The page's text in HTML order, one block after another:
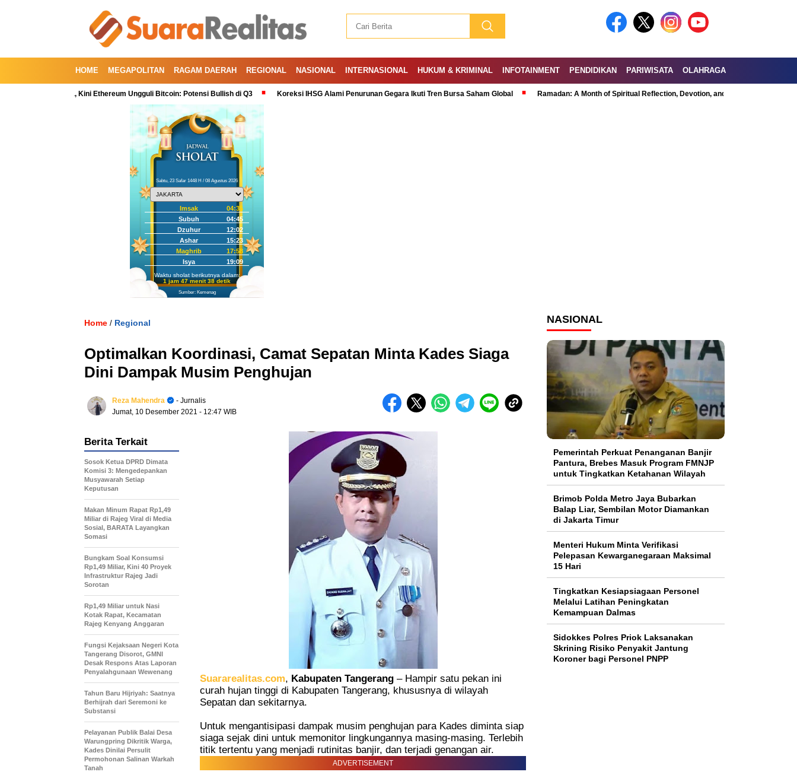
HOME MEGAPOLITAN RAGAM DAERAH REGIONAL NASIONAL INTERNASIONAL HUKUM & KRIMINAL INFOTAINMENT PENDIDIKAN PARIWISATA OLAHRAGA
Kedua, Kini Ethereum Ungguli Bitcoin: Potensi Bullish di Q3 Koreksi IHSG Alami Penurunan Gegara Ikuti Tren Bursa Saham Global Ramadan: A Month of Spiritual Reflection, Devotion, and Charity
Sabtu, 23 Safar 1448 H / 08 Agustus 2026
Imsak
04:35
Subuh
04:45
Dzuhur
12:02
Ashar
15:23
Maghrib
17:58
Isya
19:09
Waktu sholat berikutnya dalam:
1 jam 47 menit 36 detik
Sumber: Kemenag
Home / Regional
Optimalkan Koordinasi, Camat Sepatan Minta Kades Siaga
Dini Dampak Musim Penghujan
Reza Mahendra
- Jurnalis
Jumat, 10 Desember 2021 - 12:47 WIB
Suararealitas.com, Kabupaten Tangerang – Hampir satu pekan ini
curah hujan tinggi di Kabupaten Tangerang, khususnya di wilayah
Sepatan dan sekitarnya.
Untuk mengantisipasi dampak musim penghujan para Kades diminta siap
siaga sejak dini untuk memonitor lingkungannya masing-masing. Terlebih
titik tertentu yang menjadi rutinitas banjir, dan terjadi genangan air.
ADVERTISEMENT
Berita Terkait
Sosok Ketua DPRD Dimata
Komisi 3: Mengedepankan
Musyawarah Setiap
Keputusan
Makan Minum Rapat Rp1,49
Miliar di Rajeg Viral di Media
Sosial, BARATA Layangkan
Somasi
Bungkam Soal Konsumsi
Rp1,49 Miliar, Kini 40 Proyek
Infrastruktur Rajeg Jadi
Sorotan
Rp1,49 Miliar untuk Nasi
Kotak Rapat, Kecamatan
Rajeg Kenyang Anggaran
Fungsi Kejaksaan Negeri Kota
Tangerang Disorot, GMNI
Desak Respons Atas Laporan
Penyalahgunaan Wewenang
Tahun Baru Hijriyah: Saatnya
Berhijrah dari Seremoni ke
Substansi
Pelayanan Publik Balai Desa
Warungpring Dikritik Warga,
Kades Dinilai Persulit
Permohonan Salinan Warkah
Tanah
NASIONAL
Pemerintah Perkuat Penanganan Banjir
Pantura, Brebes Masuk Program FMNJP
untuk Tingkatkan Ketahanan Wilayah
Brimob Polda Metro Jaya Bubarkan
Balap Liar, Sembilan Motor Diamankan
di Jakarta Timur
Menteri Hukum Minta Verifikasi
Pelepasan Kewarganegaraan Maksimal
15 Hari
Tingkatkan Kesiapsiagaan Personel
Melalui Latihan Peningkatan
Kemampuan Dalmas
Sidokkes Polres Priok Laksanakan
Skrining Risiko Penyakit Jantung
Koroner bagi Personel PNPP